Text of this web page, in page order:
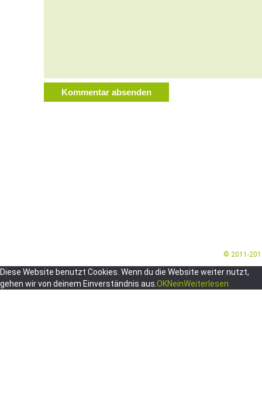
© 2011-
Diese Website benutzt Cookies. Wenn du die Website weiter nutzt,
gehen wir von deinem Einverständnis aus. OKNeinWeiterlesen